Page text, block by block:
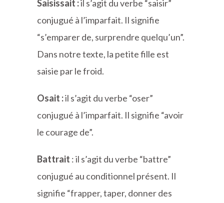
Saisissait :il s’agit du verbe “saisir”
conjugué à l’imparfait. Il signifie
“s’emparer de, surprendre quelqu’un”.
Dans notre texte, la petite fille est
saisie par le froid.
Osait :il s’agit du verbe “oser”
conjugué à l’imparfait. Il signifie “avoir
le courage de”.
Battrait : il s’agit du verbe “battre”
conjugué au conditionnel présent. Il
signifie “frapper, taper, donner des